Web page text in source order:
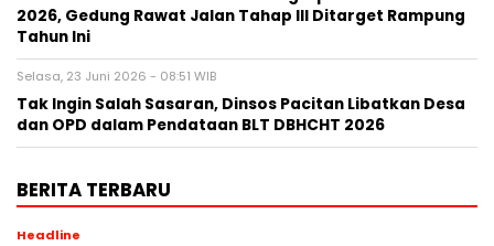
2026, Gedung Rawat Jalan Tahap III Ditarget Rampung
Tahun Ini
Selasa, 23 Juni 2026 - 08:51 WIB
Tak Ingin Salah Sasaran, Dinsos Pacitan Libatkan Desa
dan OPD dalam Pendataan BLT DBHCHT 2026
BERITA TERBARU
Headline